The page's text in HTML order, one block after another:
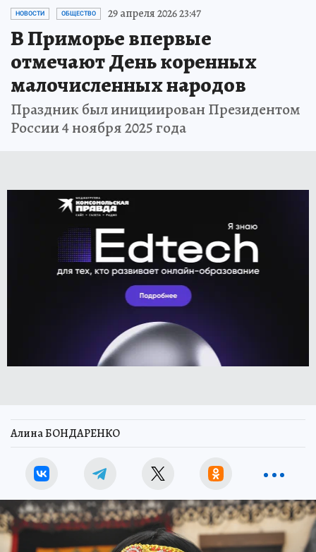
НОВОСТИ ОБЩЕСТВО 29 апреля 2026 23:47
В Приморье впервые
отмечают День коренных
малочисленных народов
Праздник был инициирован Президентом
России 4 ноября 2025 года
Алина БОНДАРЕНКО